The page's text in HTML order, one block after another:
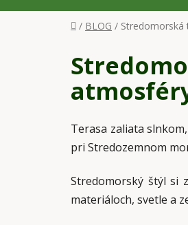
Domov
/ BLOG /
Terasa zaliata
pri Stredozemnom
Stredomorský štýl si
materiáloch, svetle a